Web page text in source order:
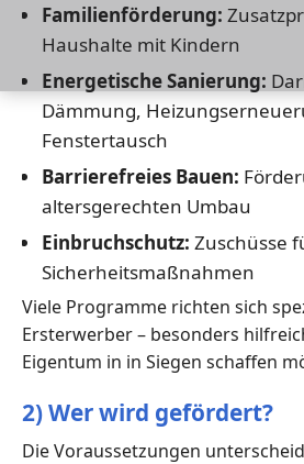
Familienförderung:
Haushalte mit Kindern
Energetische Sanierung:
Dämmung,
Fenstertausch
Barrierefreies Bauen:
altersgerechten Umbau
Einbruchschutz: Zuschüsse
Sicherheitsmaßnahmen
Viele Programme richten sich
Ersterwerber – besonders
Eigentum in in Siegen schaffen
2) Wer wird gefördert?
Die Voraussetzungen